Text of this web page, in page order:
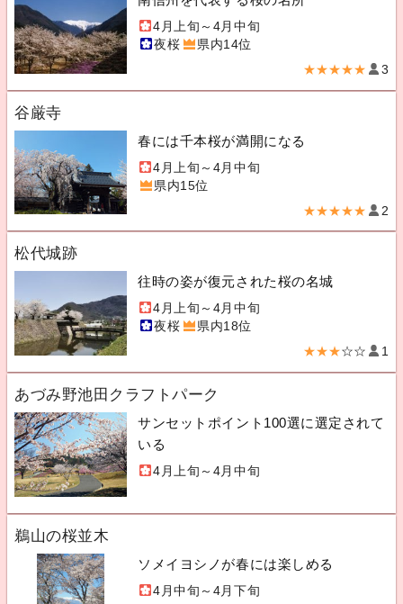
4月上旬～4月中旬
夜桜
県内14位
★★★★★ 3
谷厳寺
春には千本桜が満開になる
4月上旬～4月中旬
県内15位
★★★★★ 2
松代城跡
往時の姿が復元された桜の名城
4月上旬～4月中旬
夜桜
県内18位
★★★☆☆ 1
あづみ野池田クラフトパーク
サンセットポイント100選に選定されて
いる
4月上旬～4月中旬
鵜山の桜並木
ソメイヨシノが春には楽しめる
4月中旬～4月下旬